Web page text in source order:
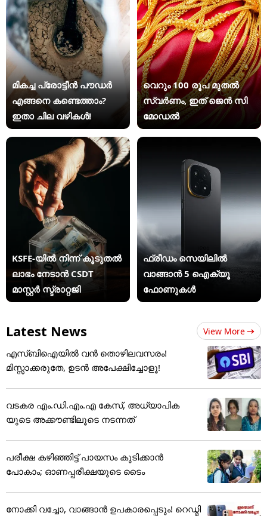
മികച്ച പ്രോട്ടീൻ പൗഡർ
എങ്ങനെ കണ്ടെത്താം?
ഇതാ ചില വഴികൾ!
വെറും 100 രൂപ മുതല്‍
സ്വർണം, ഇത് ജെൻ സി
മോഡൽ
KSFE-യില്‍ നിന്ന് കൂടുതല്‍
ലാഭം നേടാന്‍ CSDT
മാസ്റ്റര്‍ സ്ട്രാറ്റജി
ഫ്രീഡം സെയിലിൽ
വാങ്ങാൻ 5 ഐക്യൂ
ഫോണുകൾ
Latest News View More
എസ്ബിഐയിൽ വൻ തൊഴിലവസരം!
മിസ്സാക്കരുതേ, ഉടൻ അപേക്ഷിച്ചോളൂ!
വടകര എം.ഡി.എം.എ കേസ്, അധ്യാപിക
യുടെ അക്കൗണ്ടിലൂടെ നടന്നത്
പരീക്ഷ കഴിഞ്ഞിട്ട് പായസം കുടിക്കാന്‍
പോകാം; ഓണപ്പരീക്ഷയുടെ ടൈം
നോക്കി വച്ചോ, വാങ്ങാൻ ഉപകാരപ്പെടും! റെഡ്മി